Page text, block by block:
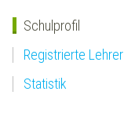
Schulprofil
Registrierte Lehrer
Statistik